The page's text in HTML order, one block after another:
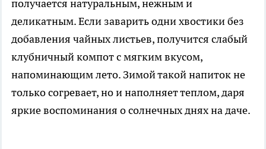
получается натуральным, нежным и
деликатным. Если заварить одни хвостики без
добавления чайных листьев, получится слабый
клубничный компот с мягким вкусом,
напоминающим лето. Зимой такой напиток не
только согревает, но и наполняет теплом, даря
яркие воспоминания о солнечных днях на даче.